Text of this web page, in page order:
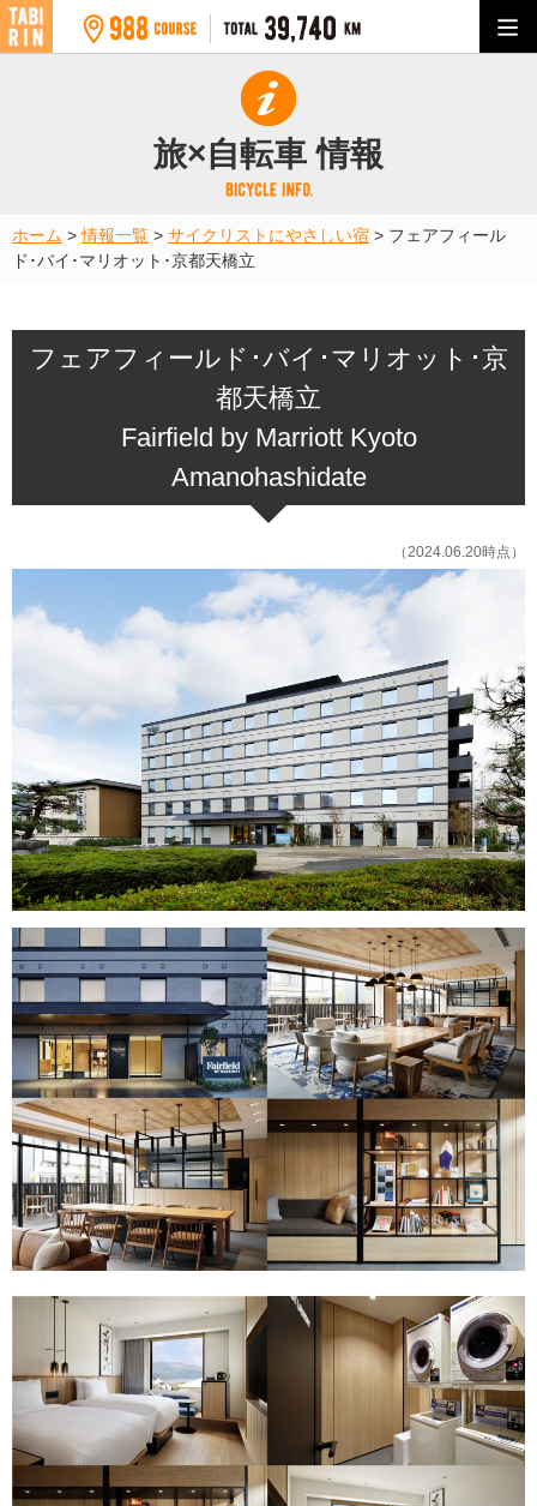
旅×自転車 情報
ホーム >情報一覧 > サイクリストにやさしい宿 > フェアフィール
ド･バイ･マリオット･京都天橋立
フェアフィールド･バイ･マリオット･京
都天橋立
Fairfield by Marriott Kyoto
Amanohashidate
（2024.06.20時点）